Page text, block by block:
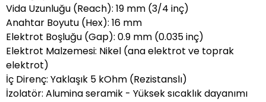
Vida Uzunluğu (Reach): 19 mm (3/4 inç)
Anahtar Boyutu (Hex): 16 mm
Elektrot Boşluğu (Gap): 0.9 mm (0.035 inç)
Elektrot Malzemesi: Nikel (ana elektrot ve toprak
elektrot)
İç Direnç: Yaklaşık 5 kOhm (Rezistanslı)
İzolatör: Alumina seramik - Yüksek sıcaklık dayanımı